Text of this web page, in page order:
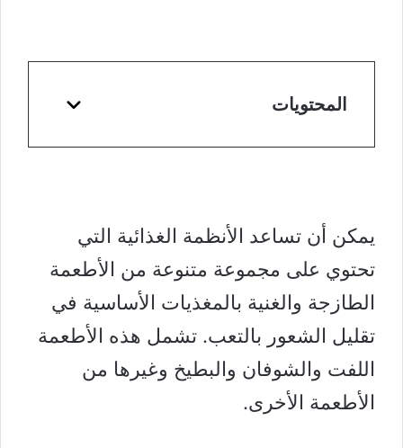
المحتويات
يمكن أن تساعد الأنظمة الغذائية التي
تحتوي على مجموعة متنوعة من الأطعمة
الطازجة والغنية بالمغذيات الأساسية في
تقليل الشعور بالتعب. تشمل هذه الأطعمة
اللفت والشوفان والبطيخ وغيرها من
الأطعمة الأخرى.